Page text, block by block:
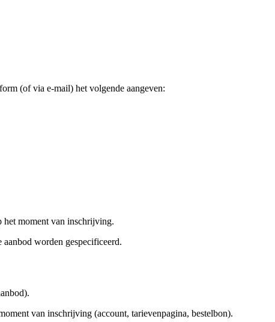
(of via e-mail) het volgende aangeven:
moment van inschrijving.
worden gespecificeerd.
van inschrijving (account, tarievenpagina, bestelbon).